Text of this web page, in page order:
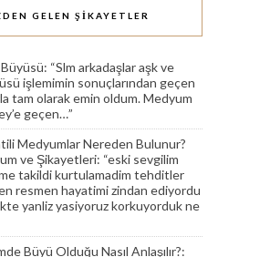
GELEN ŞIKAYETLER
Büyüsü: “Slm arkadaşlar aşk ve
işlemimin sonuçlarından geçen
tam olarak emin oldum. Medyum
geçen…”
Medyumlar Nereden Bulunur?
ve Şikayetleri: “eski sevgilim
takildi kurtulamadim tehditler
resmen hayatimi zindan ediyordu
yanliz yasiyoruz korkuyorduk ne
Büyü Olduğu Nasıl Anlaşılır?: